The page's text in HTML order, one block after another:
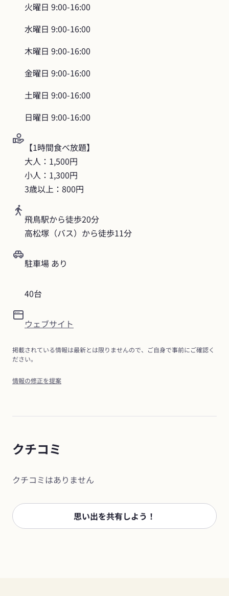
火曜日 9:00-16:00
水曜日 9:00-16:00
木曜日 9:00-16:00
金曜日 9:00-16:00
土曜日 9:00-16:00
日曜日 9:00-16:00
【1時間食べ放題】
大人：1,500円
小人：1,300円
3歳以上：800円
飛鳥駅から徒歩20分
高松塚（バス）から徒歩11分
駐車場 あり
40台
ウェブサイト
掲載されている情報は最新とは限りませんので、ご自身で事前にご確認く
ださい。
情報の修正を提案
クチコミ
クチコミはありません
思い出を共有しよう！